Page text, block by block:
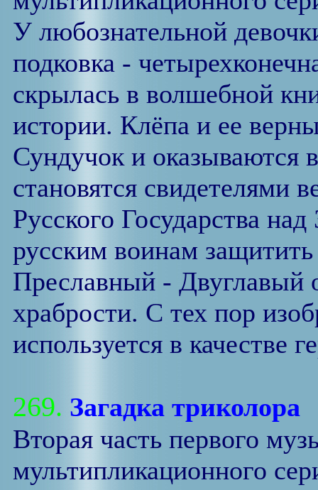
У любознательной
подковка -
скрылась в волшебной
истории. Клёпа и ее
Сундучок и оказываются
становятся свидетелями
Русского Государства
русским воинам
Преславный - Двуглавый
храбрости. С тех пор
используется в качестве
269. Загадка триколора
Вторая часть первого
мультипликационного